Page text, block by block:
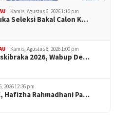
Kamis, Agustus 6, 2026 1:10 pm
Seleksi Bakal Calon K…
Kamis, Agustus 6, 2026 1:00 pm
2026, Wabup De…
2026 12:36 pm
Hafizha Rahmadhani Pa…